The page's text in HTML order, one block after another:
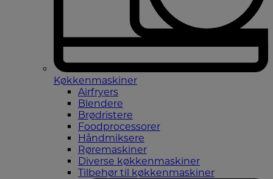
Køkkenmaskiner
Airfryers
Blendere
Brødristere
Foodprocessorer
Håndmiksere
Røremaskiner
Diverse køkkenmaskiner
Tilbehør til køkkenmaskiner